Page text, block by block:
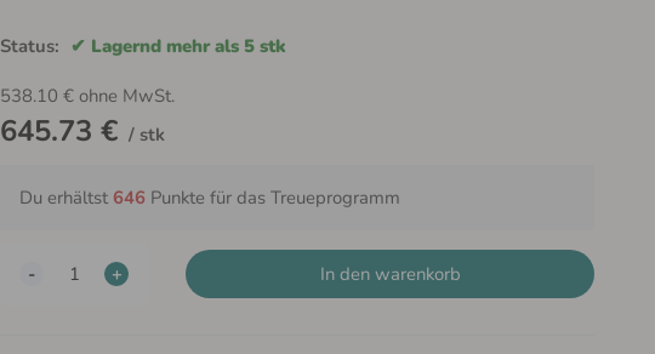
Status: Lagernd mehr als 5 stk
538.10 €ohne MwSt.
645.73 € stk
Du erhältst 646 Punkte für das Treueprogramm